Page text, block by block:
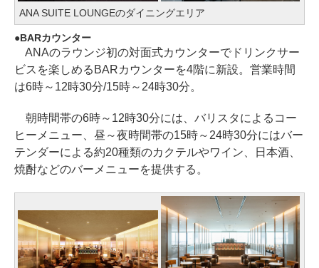
ANA SUITE LOUNGEのダイニングエリア
BARカウンター
ANAのラウンジ初の対面式カウンターでドリンクサー
ビスを楽しめるBARカウンターを4階に新設。営業時間
は6時～12時30分/15時～24時30分。
朝時間帯の6時～12時30分には、バリスタによるコー
ヒーメニュー、昼～夜時間帯の15時～24時30分にはバー
テンダーによる約20種類のカクテルやワイン、日本酒、
焼酎などのバーメニューを提供する。